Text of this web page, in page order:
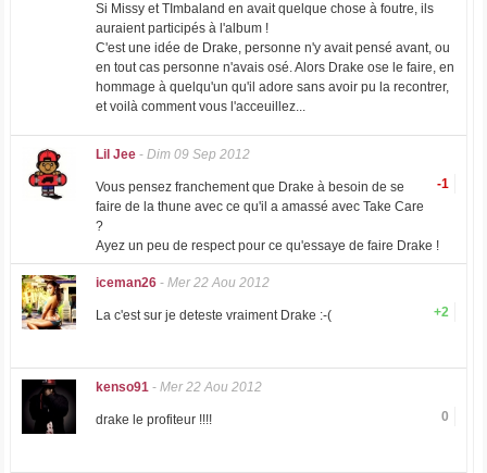
Si Missy et TImbaland en avait quelque chose à foutre, ils
auraient participés à l'album !
C'est une idée de Drake, personne n'y avait pensé avant, ou
en tout cas personne n'avais osé. Alors Drake ose le faire, en
hommage à quelqu'un qu'il adore sans avoir pu la recontrer,
et voilà comment vous l'acceuillez...
Lil Jee- Dim 09 Sep 2012
-1
Vous pensez franchement que Drake à besoin de se
faire de la thune avec ce qu'il a amassé avec Take Care
?
Ayez un peu de respect pour ce qu'essaye de faire Drake !
iceman26- Mer 22 Aou 2012
+2
La c'est sur je deteste vraiment Drake :-(
kenso91- Mer 22 Aou 2012
0
drake le profiteur !!!!